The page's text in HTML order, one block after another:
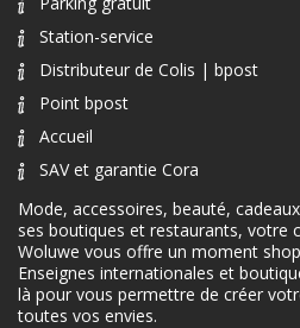
Station-service
Distributeur de Colis | bpost
Point bpost
Accueil
SAV et garantie Cora
Mode, accessoires, beauté,
ses boutiques et restaurants, votre
Woluwe vous offre un moment
Enseignes internationales et
là pour vous permettre de créer
toutes vos envies.